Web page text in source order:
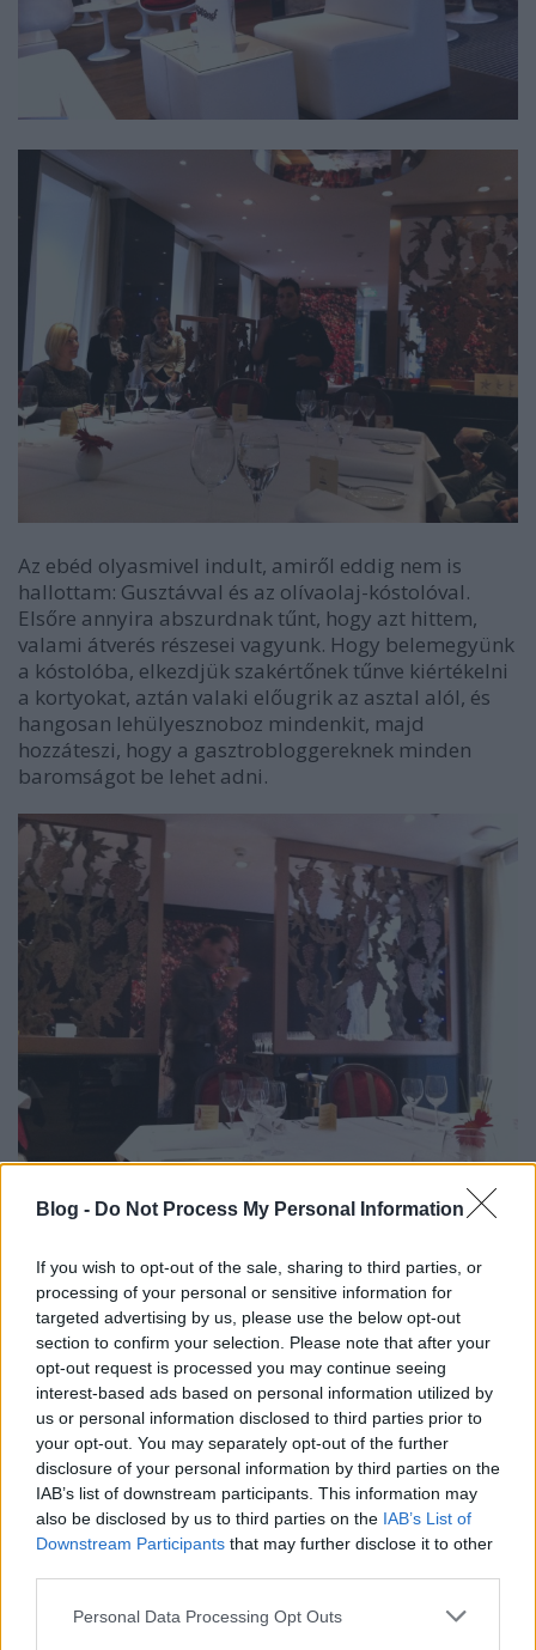
Blog - Do Not Process My Personal Information
If you wish to opt-out of the sale, sharing to third parties, or
processing of your personal or sensitive information for
targeted advertising by us, please use the below opt-out
section to confirm your selection. Please note that after your
opt-out request is processed you may continue seeing
interest-based ads based on personal information utilized by
us or personal information disclosed to third parties prior to
your opt-out. You may separately opt-out of the further
disclosure of your personal information by third parties on the
IAB’s list of downstream participants. This information may
also be disclosed by us to third parties on the IAB’s List of
Downstream Participants that may further disclose it to other
Please note that this website/app uses one or more Google
Personal Data Processing Opt Outs
Az ebéd olyasmivel indult, amiről eddig nem is
hallottam: Gusztávval és az olívaolaj-kóstolóval.
Elsőre annyira abszurdnak tűnt, hogy azt hittem,
valami átverés részesei vagyunk. Hogy belemegyünk
a kóstolóba, elkezdjük szakértőnek tűnve kiértékelni
a kortyokat, aztán valaki előugrik az asztal alól, és
hangosan lehülyesznoboz mindenkit, majd
hozzáteszi, hogy a gasztrobloggereknek minden
baromságot be lehet adni.
kitartóan kóstol és elemez, márpedig ha szerinte
rendben van az ilyesmi, akkor az olívaolaj-kóstolás
bizonyára létező jelenség. Belekezdtem én is, és
őszintén szólva meglepődtem: miután túltettem
magam azon, hogy szemben a borral az olaj
önmagában ritkán kerül olyan helyzetbe, hogy
megigyuk, tényleg jelentős különbségeket fedeztem
fel a vizsgált márkák közt. Egy borszakértő ezzel
vitatkozna, de az átlagember szemszögéből
könnyedén lehet olyan különbség két olívaolaj, mint
egy testes vörös és egy könnyű fehér között. Néhány
perccel később már akkor sem akartam elröhögni
magam, amikor elkezdtünk articsókát,
az olajakból.